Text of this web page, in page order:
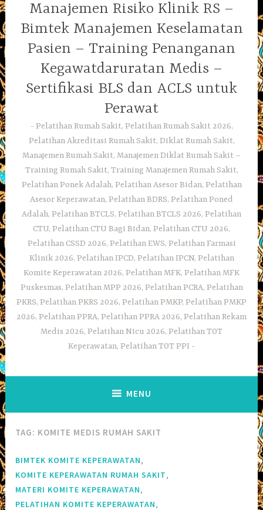
Manajemen Risiko Klinik RS –
Bimtek Manajemen Keselamatan
Pasien – Training Penanganan
Kegawatdaruratan Medis –
Sertifikasi BLS dan ACLS untuk
Perawat
Pelatihan Rumah Sakit, Pelatihan Rumah Sakit 2026,
Pelatihan Akreditasi Rumah Sakit, Diklat Rumah Sakit,
Manajemen Rumah Sakit, Manajemen Diklat Rumah Sakit –
Training Rumah Sakit, Training Manajemen Rumah Sakit,
Pelatihan Ponek Adalah, Pelatihan Asesor Bidan, Pelatihan
Asesor Keperawatan, Pelatihan BDRS, Pelatihan Poned
Adalah, Pelatihan BTCLS, Pelatihan BTCLS 2026, Pelatihan
CTU, Pelatihan CTU Bagi Bidan, Pelatihan CTU 2026,
Pelatihan CSSD 2026, Pelatihan EWS, Pelatihan Farmasi
Klinik 2026, Pelatihan IPCD, Pelatihan IPCN, Pelatihan
Komite Keperawatan 2026, Pelatihan MFK, Pelatihan MFK
Puskesmas, Pelatihan MPP 2026, Pelatihan PCRA, Pelatihan
PKRS, Pelatihan PKRS 2026, Pelatihan PMKP, Pelatihan PMKP
2026, Pelatihan PPRA, Pelatihan PPRA 2026, Pelatihan Rekam
Medis 2026, Pelatihan Nicu 2026, Pelatihan TOT
Keperawatan, Pelatihan TOT PPI
MENU
TAG: KOMITE MEDIS RUMAH SAKIT
BIMTEK KOMITE KEPERAWATAN
KOMITE KEPERAWATAN RUMAH SAKIT
MATERI KOMITE KEPERAWATAN
PELATIHAN KOMITE KEPERAWATAN